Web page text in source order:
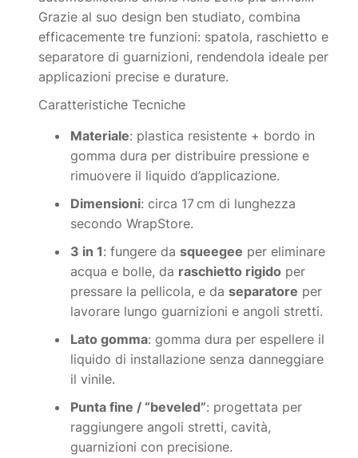
Grazie al suo design ben studiato, combina
efficacemente tre funzioni: spatola, raschietto e
separatore di guarnizioni, rendendola ideale per
applicazioni precise e durature.
Caratteristiche Tecniche
Materiale: plastica resistente + bordo in
gomma dura per distribuire pressione e
rimuovere il liquido d’applicazione.
Dimensioni: circa 17 cm di lunghezza
secondo WrapStore.
3 in 1: fungere dasqueegee per eliminare
acqua e bolle, da raschietto rigido per
pressare la pellicola, e daseparatore per
lavorare lungo guarnizioni e angoli stretti.
Lato gomma: gomma dura per espellere il
liquido di installazione senza danneggiare
il vinile.
Punta fine / “beveled”: progettata per
raggiungere angoli stretti, cavità,
guarnizioni con precisione.